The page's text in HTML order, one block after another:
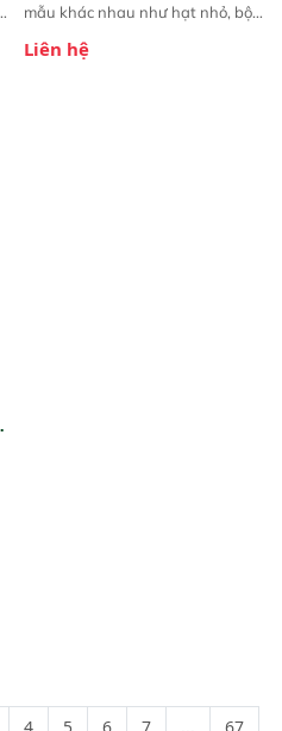
mẫu khác nhau như hạt nhỏ, bột,
này cho phép bất kỳ ai cũng có
Liên hệ